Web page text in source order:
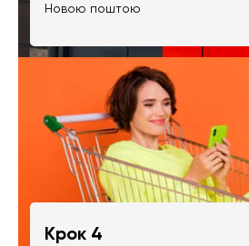
Новою поштою
Крок 4